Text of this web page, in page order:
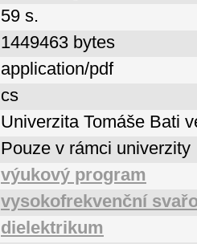
59 s.
1449463 bytes
application/pdf
cs
Univerzita Tomáše Bati
Pouze v rámci univerzity
výukový program
vysokofrekvenční
dielektrikum